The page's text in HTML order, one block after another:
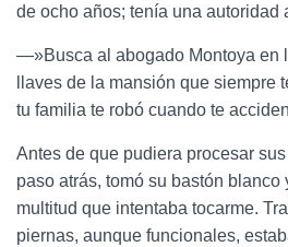
de ocho años; tenía una autoridad
—»Busca al abogado Montoya en
llaves de la mansión que siempre
tu familia te robó cuando te
Antes de que pudiera procesar
paso atrás, tomó su bastón blanco
multitud que intentaba tocarme.
piernas, aunque funcionales,